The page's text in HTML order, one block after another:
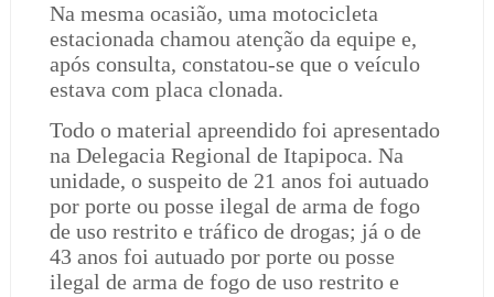
Na mesma ocasião, uma motocicleta
estacionada chamou atenção da equipe e,
após consulta, constatou-se que o veículo
estava com placa clonada.
Todo o material apreendido foi apresentado
na Delegacia Regional de Itapipoca. Na
unidade, o suspeito de 21 anos foi autuado
por porte ou posse ilegal de arma de fogo
de uso restrito e tráfico de drogas; já o de
43 anos foi autuado por porte ou posse
ilegal de arma de fogo de uso restrito e